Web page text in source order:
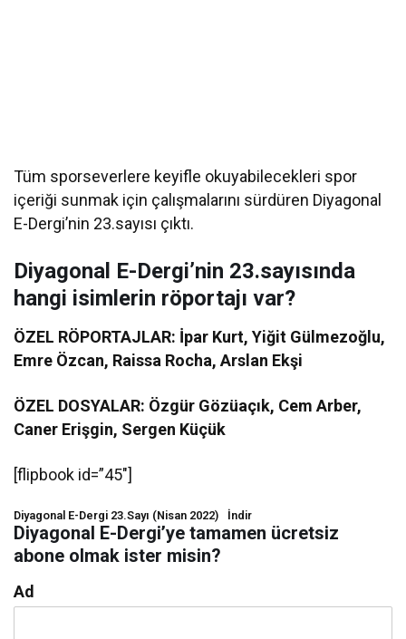
Tüm sporseverlere keyifle okuyabilecekleri spor
içeriği sunmak için çalışmalarını sürdüren Diyagonal
E-Dergi’nin 23.sayısı çıktı.
Diyagonal E-Dergi’nin 23.sayısında
hangi isimlerin röportajı var?
ÖZEL RÖPORTAJLAR: İpar Kurt, Yiğit Gülmezoğlu,
Emre Özcan, Raissa Rocha, Arslan Ekşi
ÖZEL DOSYALAR: Özgür Gözüaçık, Cem Arber,
Caner Erişgin, Sergen Küçük
[flipbook id=”45″]
Diyagonal E-Dergi 23.Sayı (Nisan 2022) İndir
Diyagonal E-Dergi’ye tamamen ücretsiz
abone olmak ister misin?
Ad